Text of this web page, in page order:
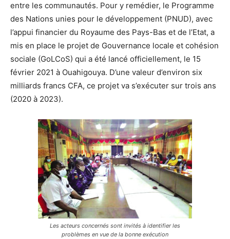
entre les communautés. Pour y remédier, le Programme
des Nations unies pour le développement (PNUD), avec
l’appui financier du Royaume des Pays-Bas et de l’Etat, a
mis en place le projet de Gouvernance locale et cohésion
sociale (GoLCoS) qui a été lancé officiellement, le 15
février 2021 à Ouahigouya. D’une valeur d’environ six
milliards francs CFA, ce projet va s’exécuter sur trois ans
(2020 à 2023).
Les acteurs concernés sont invités à identifier les
problèmes en vue de la bonne exécution